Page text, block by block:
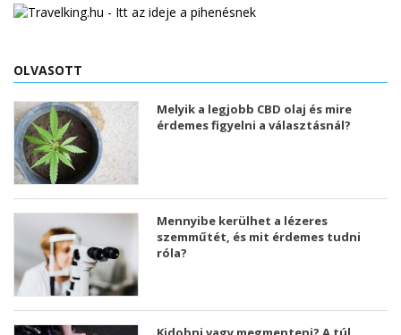
OLVASOTT
Melyik a legjobb CBD olaj és mire
érdemes figyelni a választásnál?
Mennyibe kerülhet a lézeres
szemműtét, és mit érdemes tudni
róla?